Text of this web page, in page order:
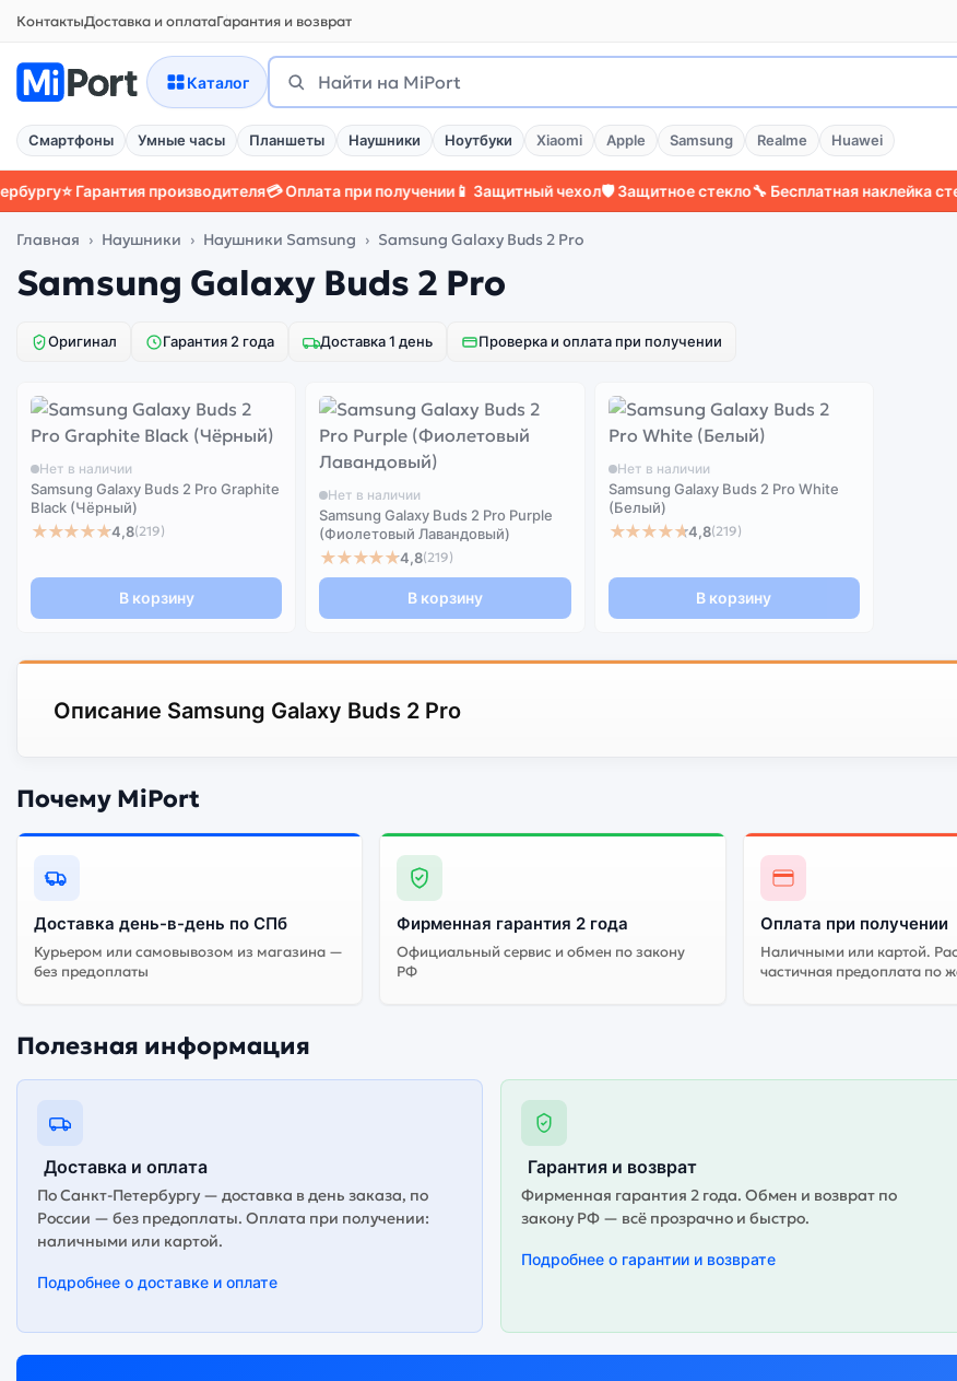
КонтактыДоставка и оплатаГарантия и возврат
Каталог
Поиск
Найти
Смартфоны Умные часы Планшеты Наушники Ноутбуки Xiaomi Apple Samsung Realme Huawei
⭐ Гарантия производителя💳 Оплата при получении📱 Защитный чехол🛡️ Защитное стекло🔧 Бесплатная наклейка
Главная Наушники Наушники Samsung Samsung Galaxy Buds 2 Pro
Samsung Galaxy Buds 2 Pro
Оригинал Гарантия 2 года Доставка 1 день Проверка и оплата при получении
Нет в наличии
Samsung Galaxy Buds 2 Pro Graphite
Black (Чёрный)
★★★★★4,8(219)
В корзину
Нет в наличии
Samsung Galaxy Buds 2 Pro Purple
(Фиолетовый Лавандовый)
★★★★★4,8(219)
В корзину
Нет в наличии
Samsung Galaxy Buds 2 Pro White
(Белый)
★★★★★4,8(219)
В корзину
Описание Samsung Galaxy Buds 2 Pro
Почему MiPort
Доставка день-в-день по СПб
Курьером или самовывозом из магазина —
без предоплаты
Фирменная гарантия 2 года
Официальный сервис и обмен по закону
РФ
Оплата при получении
Наличными или картой.
частичная предоплата по
Полезная информация
Доставка и оплата
По Санкт-Петербургу — доставка в день заказа, по
России — без предоплаты. Оплата при получении:
наличными или картой.
Подробнее о доставке и оплате
Гарантия и возврат
Фирменная гарантия 2 года. Обмен и возврат по
закону РФ — всё прозрачно и быстро.
Подробнее о гарантии и возврате